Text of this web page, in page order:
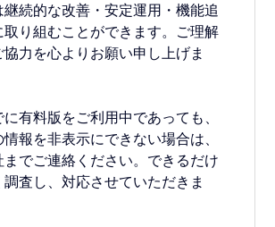
継続的な改善・安定運用・機能追
取り組むことができます。ご理解
協力を心よりお願い申し上げま
に有料版をご利用中であっても、
情報を非表示にできない場合は、
までご連絡ください。できるだけ
調査し、対応させていただきま